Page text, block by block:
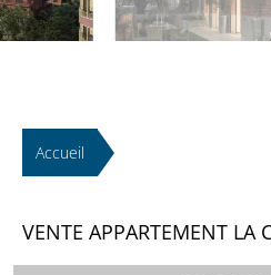
Accueil
VENTE APPARTEMENT LA